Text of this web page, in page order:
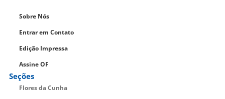
Sobre Nós
Entrar em Contato
Edição Impressa
Assine OF
Seções
Flores da Cunha